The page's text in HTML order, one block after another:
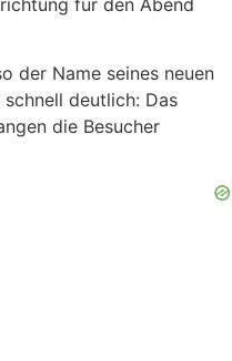
der Name seines neuen
deutlich: Das
die Besucher